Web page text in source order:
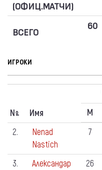
(ОФИЦ.МАТЧИ)
ВСЕГО
60
ИГРОКИ
Nº Имя М
2.
Nenad
Nastich
7
3.
Александар
26